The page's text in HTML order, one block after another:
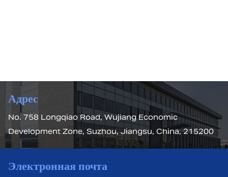
Адрес
No. 758 Longqiao Road, Wujiang Economic
Development Zone, Suzhou, Jiangsu, China, 215200
Электронная почта